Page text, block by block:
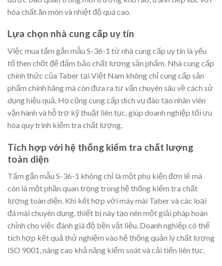
hóa chất ăn mòn và nhiệt độ quá cao.
Lựa chọn nhà cung cấp uy tín
Việc mua tấm gắn mẫu S-36-1 từ nhà cung cấp uy tín là yếu
tố then chốt để đảm bảo chất lượng sản phẩm. Nhà cung cấp
chính thức của Taber tại Việt Nam không chỉ cung cấp sản
phẩm chính hãng mà còn đưa ra tư vấn chuyên sâu về cách sử
dụng hiệu quả. Họ cũng cung cấp dịch vụ đào tạo nhân viên
vận hành và hỗ trợ kỹ thuật liên tục, giúp doanh nghiệp tối ưu
hóa quy trình kiểm tra chất lượng.
Tích hợp với hệ thống kiểm tra chất lượng
toàn diện
Tấm gắn mẫu S-36-1 không chỉ là một phụ kiện đơn lẻ mà
còn là một phần quan trọng trong hệ thống kiểm tra chất
lượng toàn diện. Khi kết hợp với máy mài Taber và các loại
đá mài chuyên dụng, thiết bị này tạo nên một giải pháp hoàn
chỉnh cho việc đánh giá độ bền vật liệu. Doanh nghiệp có thể
tích hợp kết quả thử nghiệm vào hệ thống quản lý chất lượng
ISO 9001, nâng cao khả năng kiểm soát và cải tiến liên tục.